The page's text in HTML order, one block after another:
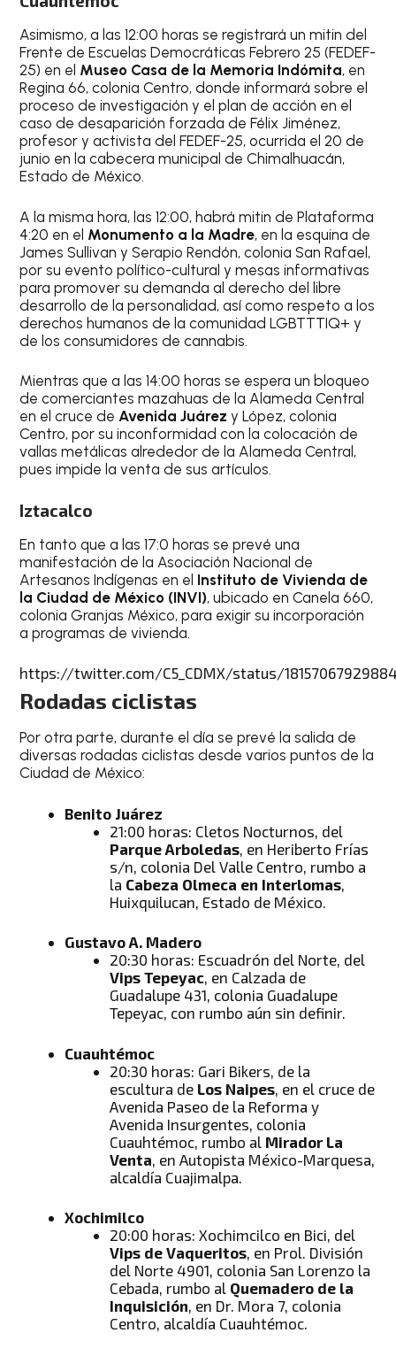
Asimismo, a las 12:00 horas se registrará un mitin del
Frente de Escuelas Democráticas Febrero 25 (FEDEF-
25) en el Museo Casa de la Memoria Indómita, en
Regina 66, colonia Centro, donde informará sobre el
proceso de investigación y el plan de acción en el
caso de desaparición forzada de Félix Jiménez,
profesor y activista del FEDEF-25, ocurrida el 20 de
junio en la cabecera municipal de Chimalhuacán,
Estado de México.
A la misma hora, las 12:00, habrá mitin de Plataforma
4:20 en el Monumento a la Madre, en la esquina de
James Sullivan y Serapio Rendón, colonia San Rafael,
por su evento político-cultural y mesas informativas
para promover su demanda al derecho del libre
desarrollo de la personalidad, así como respeto a los
derechos humanos de la comunidad LGBTTTIQ+ y
de los consumidores de cannabis.
Mientras que a las 14:00 horas se espera un bloqueo
de comerciantes mazahuas de la Alameda Central
en el cruce deAvenida Juárez y López, colonia
Centro, por su inconformidad con la colocación de
vallas metálicas alrededor de la Alameda Central,
pues impide la venta de sus artículos.
Iztacalco
En tanto que a las 17:0 horas se prevé una
manifestación de la Asociación Nacional de
Artesanos Indígenas en el Instituto de Vivienda de
la Ciudad de México (INVI), ubicado en Canela 660,
colonia Granjas México, para exigir su incorporación
a programas de vivienda.
https://twitter.com/C5_CDMX/status/
Rodadas ciclistas
Por otra parte, durante el día se prevé la salida de
diversas rodadas ciclistas desde varios puntos de la
Ciudad de México:
Benito Juárez
21:00 horas: Cletos Nocturnos, del
Parque Arboledas , en Heriberto Frías
s/n, colonia Del Valle Centro, rumbo a
la Cabeza Olmeca en Interlomas
Huixquilucan, Estado de México.
Gustavo A. Madero
20:30 horas: Escuadrón del Norte, del
Vips Tepeyac, en Calzada de
Guadalupe 431, colonia Guadalupe
Tepeyac, con rumbo aún sin definir.
Cuauhtémoc
20:30 horas: Gari Bikers, de la
escultura de Los Naipes , en el cruce de
Avenida Paseo de la Reforma y
Avenida Insurgentes, colonia
Cuauhtémoc, rumbo al Mirador La
Venta , en Autopista México-Marquesa,
alcaldía Cuajimalpa.
Xochimilco
20:00 horas: Xochimcilco en Bici, del
Vips de Vaqueritos, en Prol. División
del Norte 4901, colonia San Lorenzo la
Cebada, rumbo al Quemadero de la
Inquisición, en Dr. Mora 7, colonia
Centro, alcaldía Cuauhtémoc.